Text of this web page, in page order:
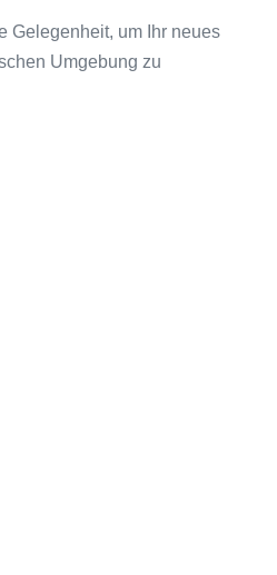
Gelegenheit, um Ihr neues
Umgebung zu